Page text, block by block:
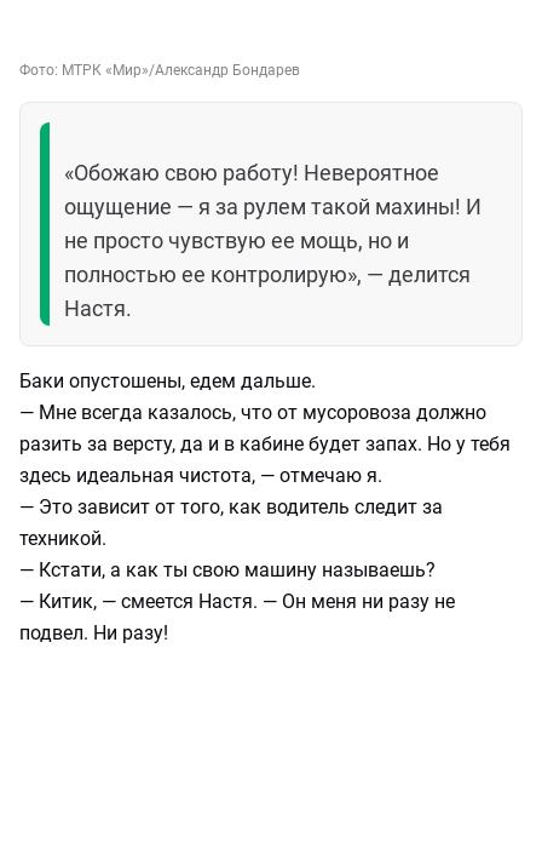
Фото: МТРК «Мир»/Александр Бондарев
«Обожаю свою работу! Невероятное
ощущение — я за рулем такой махины! И
не просто чувствую ее мощь, но и
полностью ее контролирую», — делится
Настя.
Баки опустошены, едем дальше.
— Мне всегда казалось, что от мусоровоза должно
разить за версту, да и в кабине будет запах. Но у тебя
здесь идеальная чистота, — отмечаю я.
— Это зависит от того, как водитель следит за
техникой.
— Кстати, а как ты свою машину называешь?
— Китик, — смеется Настя. — Он меня ни разу не
подвел. Ни разу!